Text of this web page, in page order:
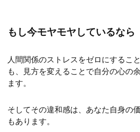
もし今モヤモヤしているなら
人間関係のストレスをゼロにするこ
も、見方を変えることで自分の心の
ます。
そしてその違和感は、あなた自身の
もあります。